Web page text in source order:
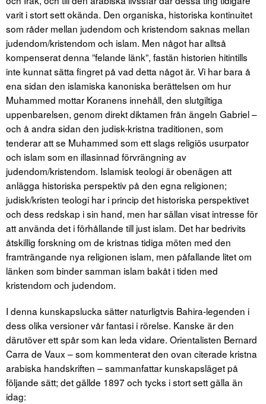
varit i stort sett okända. Den organiska, historiska kontinuitet
som råder mellan judendom och kristendom saknas mellan
judendom/kristendom och islam. Men något har alltså
kompenserat denna ”felande länk”, fastän historien hitintills
inte kunnat sätta fingret på vad detta något är. Vi har bara å
ena sidan den islamiska kanoniska berättelsen om hur
Muhammed mottar Koranens innehåll, den slutgiltiga
uppenbarelsen, genom direkt diktamen från ängeln Gabriel –
och å andra sidan den judisk-kristna traditionen, som
tenderar att se Muhammed som ett slags religiös usurpator
och islam som en illasinnad förvrängning av
judendom/kristendom. Islamisk teologi är obenägen att
anlägga historiska perspektiv på den egna religionen;
judisk/kristen teologi har i princip det historiska perspektivet
och dess redskap i sin hand, men har sällan visat intresse för
att använda det i förhållande till just islam. Det har bedrivits
åtskillig forskning om de kristnas tidiga möten med den
framträngande nya religionen islam, men påfallande litet om
länken som binder samman islam bakåt i tiden med
kristendom och judendom.
I denna kunskapslucka sätter naturligtvis Bahira-legenden i
dess olika versioner vår fantasi i rörelse. Kanske är den
därutöver ett spår som kan leda vidare. Orientalisten Bernard
Carra de Vaux – som kommenterat den ovan citerade kristna
arabiska handskriften – sammanfattar kunskapsläget på
följande sätt; det gällde 1897 och tycks i stort sett gälla än
idag: